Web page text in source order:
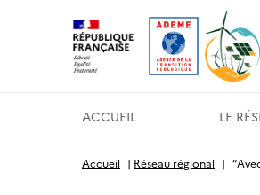
ACCUEIL LE
Accueil | Réseau régional |